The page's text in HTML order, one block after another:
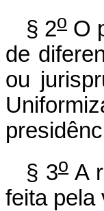
§ 2oO
de
ou
§ 3oA
feita pela